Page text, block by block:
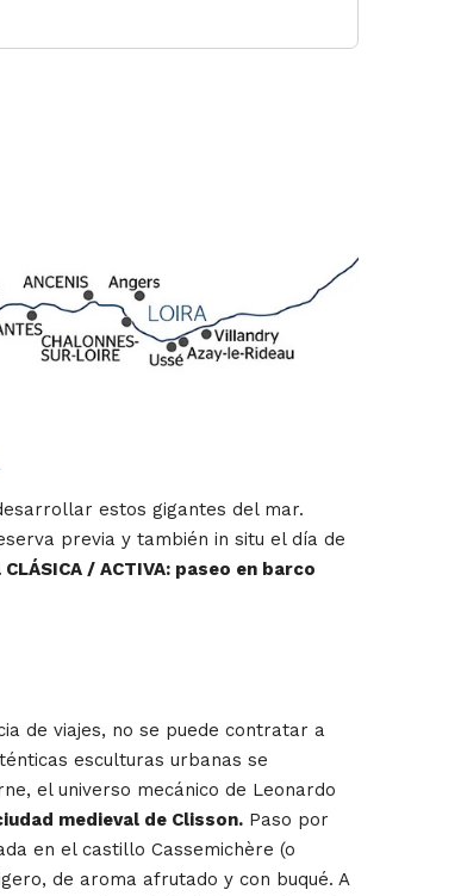
estos gigantes del mar.
previa y también in situ el día de
/ ACTIVA: paseo en barco
de viajes, no se puede contratar a
esculturas urbanas se
el universo mecánico de Leonardo
medieval de Clisson. Paso por
en el castillo Cassemichère (o
de aroma afrutado y con buqué. A